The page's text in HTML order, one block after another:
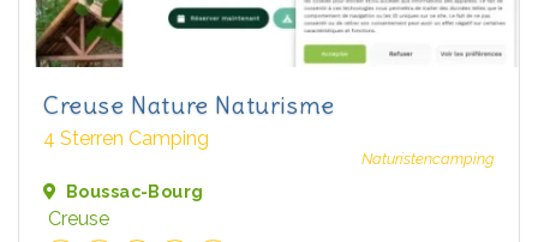
Creuse Nature Naturisme
4 Sterren Camping
Naturistencamping
Boussac-Bourg
Creuse